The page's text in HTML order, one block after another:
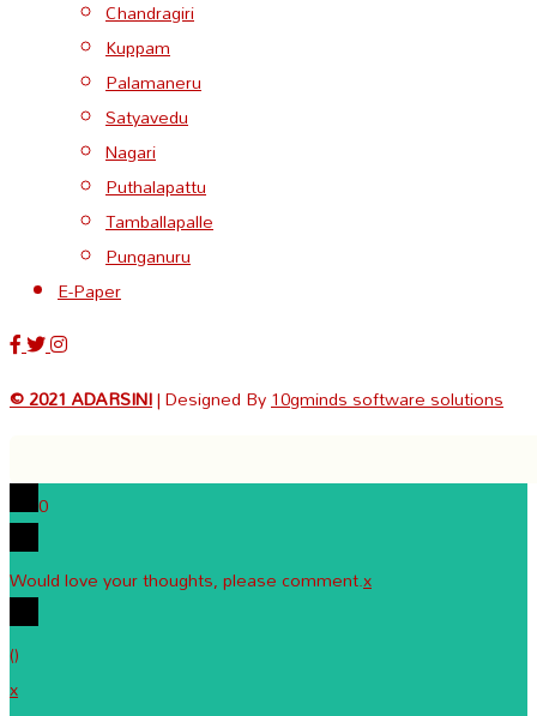
Chandragiri
Kuppam
Palamaneru
Satyavedu
Nagari
Puthalapattu
Tamballapalle
Punganuru
E-Paper
© 2021 ADARSINI| Designed By10gminds software solutions
0
Would love your thoughts, please comment.x
()
x